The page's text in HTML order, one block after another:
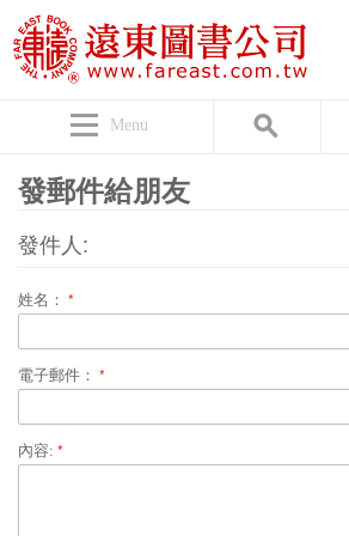
Menu
發郵件給朋友
發件人:
姓名：
電子郵件：
內容: